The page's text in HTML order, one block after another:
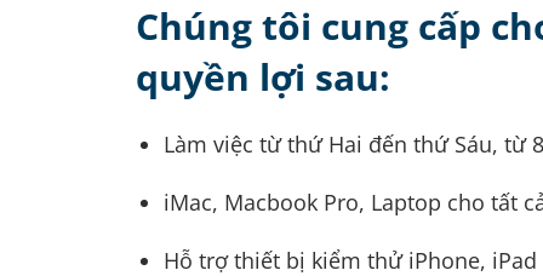
Chúng tôi cung cấp
quyền lợi sau:
Làm việc từ thứ Hai đến thứ Sáu, từ
iMac, Macbook Pro, Laptop cho tất
Hỗ trợ thiết bị kiểm thử iPhone, iPad